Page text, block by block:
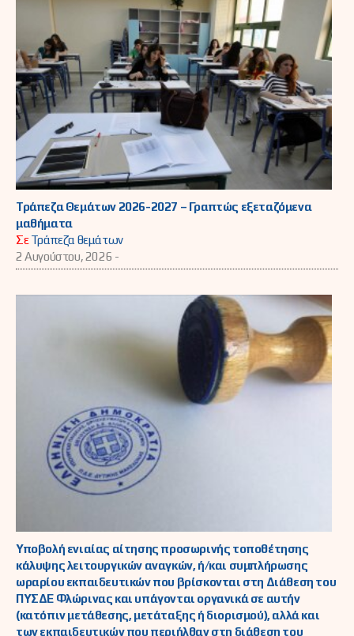
Τράπεζα Θεμάτων 2026-2027 – Γραπτώς εξεταζόμενα
μαθήματα
ΣεΤράπεζα θεμάτων
2 Αυγούστου, 2026 -
Υποβολή ενιαίας αίτησης προσωρινής τοποθέτησης
κάλυψης λειτουργικών αναγκών, ή/και συμπλήρωσης
ωραρίου εκπαιδευτικών που βρίσκονται στη Διάθεση του
ΠΥΣΔΕ Φλώρινας και υπάγονται οργανικά σε αυτήν
(κατόπιν μετάθεσης, μετάταξης ή διορισμού), αλλά και
των εκπαιδευτικών που περιήλθαν στη διάθεση του